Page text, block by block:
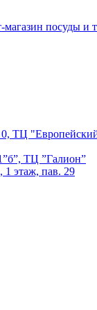
0, ТЦ
ТЦ ”Галион”
1 этаж, пав. 29